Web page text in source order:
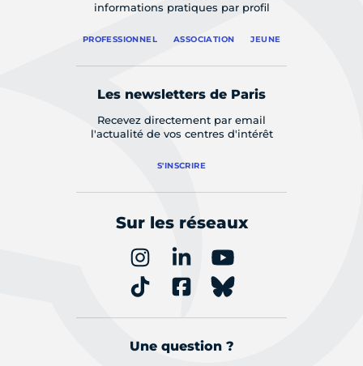
informations pratiques par profil
PROFESSIONNEL ASSOCIATION JEUNE
Les newsletters de Paris
Recevez directement par email
l'actualité de vos centres d'intérêt
S'INSCRIRE
Sur les réseaux
Une question ?